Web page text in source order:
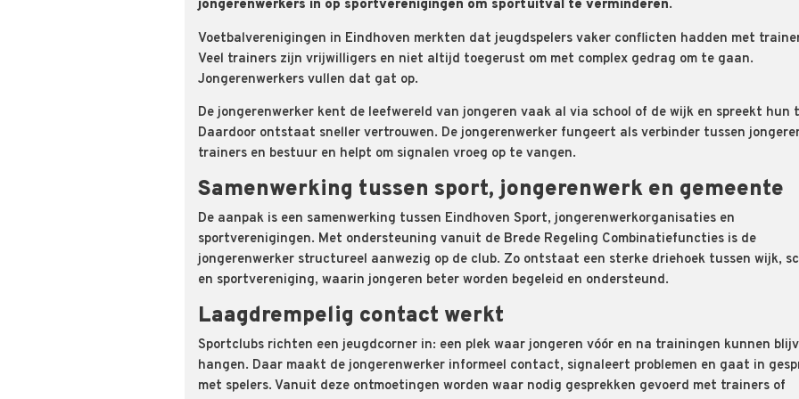
jongerenwerkers in op sportverenigingen om sportuitval te verminderen.
Voetbalverenigingen in Eindhoven merkten dat jeugdspelers vaker conflicten hadden met
Veel trainers zijn vrijwilligers en niet altijd toegerust om met complex gedrag om te gaan.
Jongerenwerkers vullen dat gat op.
De jongerenwerker kent de leefwereld van jongeren vaak al via school of de wijk en spreekt hun
Daardoor ontstaat sneller vertrouwen. De jongerenwerker fungeert als verbinder tussen
trainers en bestuur en helpt om signalen vroeg op te vangen.
Samenwerking tussen sport, jongerenwerk en gemeente
De aanpak is een samenwerking tussen Eindhoven Sport, jongerenwerkorganisaties en
sportverenigingen. Met ondersteuning vanuit de Brede Regeling Combinatiefuncties is de
jongerenwerker structureel aanwezig op de club. Zo ontstaat een sterke driehoek tussen wijk,
en sportvereniging, waarin jongeren beter worden begeleid en ondersteund.
Laagdrempelig contact werkt
Sportclubs richten een jeugdcorner in: een plek waar jongeren vóór en na trainingen kunnen
hangen. Daar maakt de jongerenwerker informeel contact, signaleert problemen en gaat in
met spelers. Vanuit deze ontmoetingen worden waar nodig gesprekken gevoerd met trainers of